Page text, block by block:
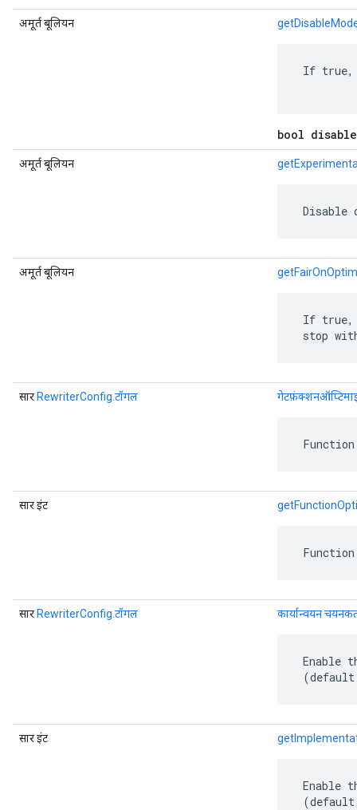
अमूर्त बूलियन
If true,
bool
अमूर्त बूलियन
Disable
अमूर्त बूलियन
If true,
stop
सार RewriterConfig.टॉगल
सार इंट
सार RewriterConfig.टॉगल कार्यान्वयन
Enable
सार इंट
Enable